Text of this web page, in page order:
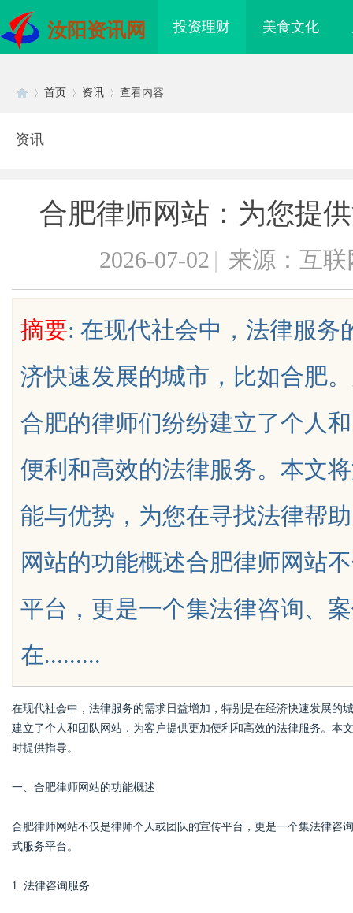
汝阳资讯网 投资理财 美食文化
Bo
首页 资讯 查看内容
资讯
合肥律师网站：为您提
2026-07-02 | 来源：互联
摘要: 在现代社会中，法律服务
济快速发展的城市，比如合肥
合肥的律师们纷纷建立了个人
便利和高效的法律服务。本文
能与优势，为您在寻找法律帮
网站的功能概述合肥律师网站
平台，更是一个集法律咨询、
在.........
在现代社会中，法律服务的需求日益增加，特别是在经济快速发展的
建立了个人和团队网站，为客户提供更加便利和高效的法律服务。本
时提供指导。
一、合肥律师网站的功能概述
合肥律师网站不仅是律师个人或团队的宣传平台，更是一个集法律咨
式服务平台。
1. 法律咨询服务